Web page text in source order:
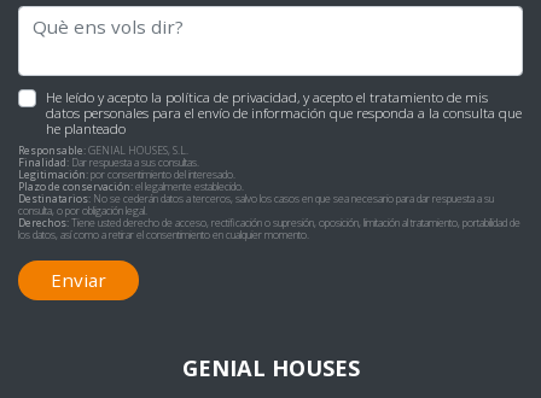
He leído y acepto la política de privacidad, y acepto el tratamiento de mis
datos personales para el envío de información que responda a la consulta que
he planteado
Responsable:GENIAL HOUSES, S.L.
Finalidad: Dar respuesta a sus consultas.
Legitimación:por consentimiento del interesado.
Plazo de conservación:el legalmente establecido.
Destinatarios: No se cederán datos a terceros, salvo los casos en que sea necesario para dar respuesta a su
consulta, o por obligación legal.
Derechos:Tiene usted derecho de acceso, rectificación o supresión, oposición, limitación al tratamiento, portabilidad de
los datos, así como a retirar el consentimiento en cualquier momento.
Enviar
GENIAL HOUSES